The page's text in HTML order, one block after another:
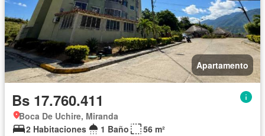
Apartamento
Bs 17.760.411
Boca De Uchire, Miranda
2 Habitaciones
1 Baño 56 m²